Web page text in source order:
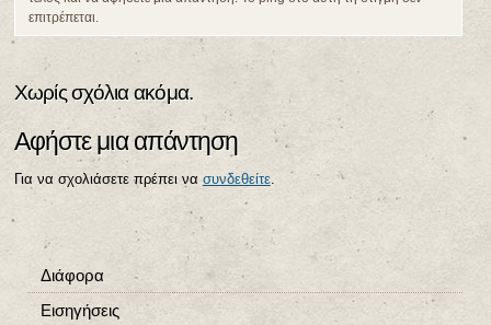
επιτρέπεται.
Χωρίς σχόλια ακόμα.
Αφήστε μια απάντηση
Για να σχολιάσετε πρέπει να συνδεθείτε.
Διάφορα
Εισηγήσεις